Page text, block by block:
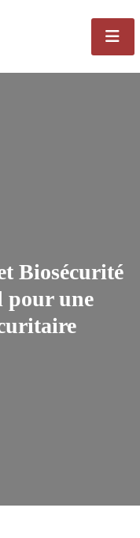
Biosécurité
pour une